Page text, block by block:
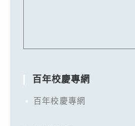
百年校慶專網
百年校慶專網